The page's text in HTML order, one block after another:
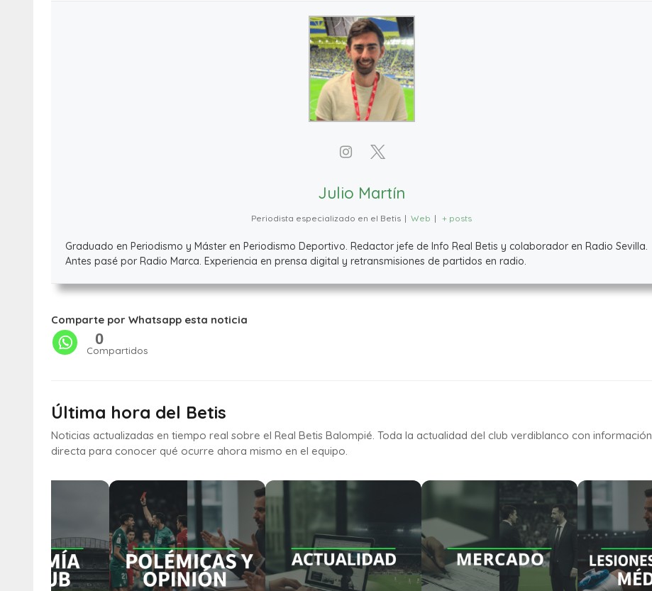
Julio Martín
Periodista especializado en el Betis | Web | + posts
Graduado en Periodismo y Máster en Periodismo Deportivo. Redactor jefe de Info Real Betis y colaborador en Radio Sevilla.
Antes pasé por Radio Marca. Experiencia en prensa digital y retransmisiones de partidos en radio.
Comparte por Whatsapp esta noticia
0
Compartidos
Última hora del Betis
Noticias actualizadas en tiempo real sobre el Real Betis Balompié. Toda la actualidad del club verdiblanco con información
directa para conocer qué ocurre ahora mismo en el equipo.